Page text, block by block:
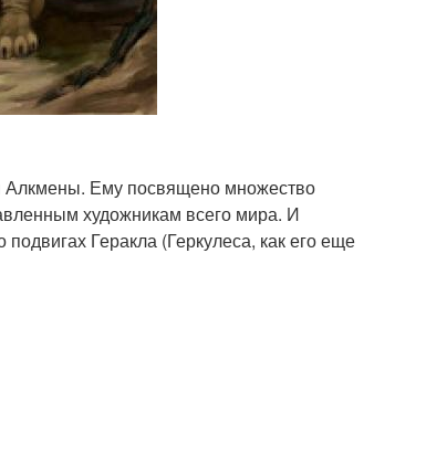
Ему посвящено множество
художникам всего мира. И
Геракла (Геркулеса, как его еще